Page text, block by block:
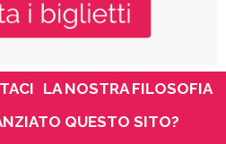
LA NOSTRA FILOSOFIA
QUESTO SITO?